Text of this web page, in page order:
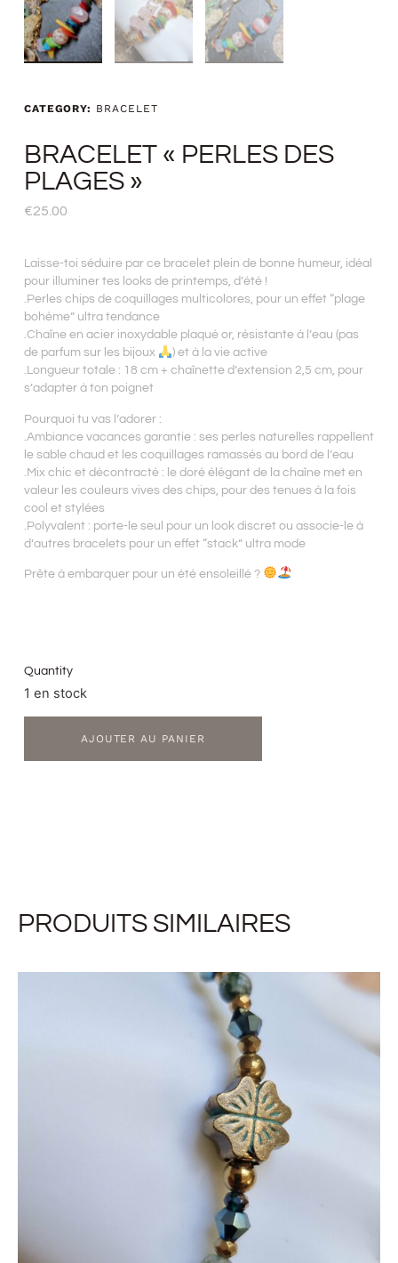
CATEGORY: BRACELET
BRACELET « PERLES DES
PLAGES »
€25.00
Laisse-toi séduire par ce bracelet plein de bonne humeur, idéal
pour illuminer tes looks de printemps, d’été !
.Perles chips de coquillages multicolores, pour un effet “plage
bohème” ultra tendance
.Chaîne en acier inoxydable plaqué or, résistante à l’eau (pas
de parfum sur les bijoux
) et à la vie active
.Longueur totale : 18 cm + chaînette d’extension 2,5 cm, pour
s’adapter à ton poignet
Pourquoi tu vas l’adorer :
.Ambiance vacances garantie : ses perles naturelles rappellent
le sable chaud et les coquillages ramassés au bord de l’eau
.Mix chic et décontracté : le doré élégant de la chaîne met en
valeur les couleurs vives des chips, pour des tenues à la fois
cool et stylées
.Polyvalent : porte-le seul pour un look discret ou associe-le à
d’autres bracelets pour un effet “stack” ultra mode
Prête à embarquer pour un été ensoleillé ?
Quantity
1 en stock
AJOUTER AU PANIER
PRODUITS SIMILAIRES